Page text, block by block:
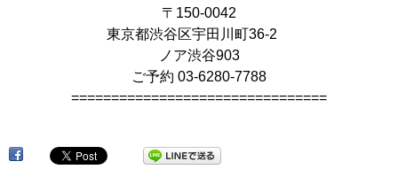
〒150-0042
東京都渋谷区宇田川町36-2
ノア渋谷903
ご予約 03-6280-7788
================================